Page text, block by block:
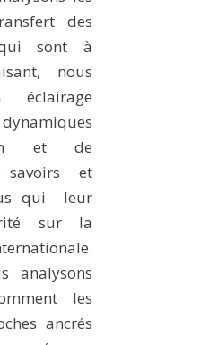
des
qui sont à
nous
éclairage
et de
savoirs et
qui leur
sur la
analysons
les
ancrés